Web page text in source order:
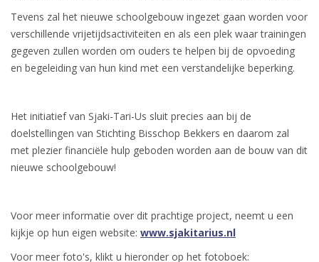
Tevens zal het nieuwe schoolgebouw ingezet gaan worden voor
verschillende vrijetijdsactiviteiten en als een plek waar trainingen
gegeven zullen worden om ouders te helpen bij de opvoeding
en begeleiding van hun kind met een verstandelijke beperking.
Het initiatief van Sjaki-Tari-Us sluit precies aan bij de
doelstellingen van Stichting Bisschop Bekkers en daarom zal
met plezier financiële hulp geboden worden aan de bouw van dit
nieuwe schoolgebouw!
Voor meer informatie over dit prachtige project, neemt u een
kijkje op hun eigen website: www.sjakitarius.nl
Voor meer foto's, klikt u hieronder op het fotoboek: